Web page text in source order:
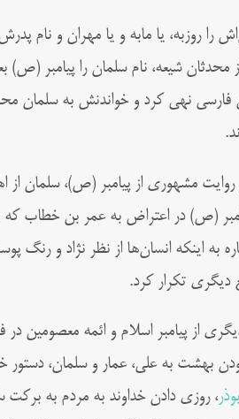
را روزبه، یا مابه و یا مهران و نام
شیعه، نام سلمان را پیامبر (ص)
فارسی نهی کرد و خواندنش به سلمان
مشهوری از پیامبر (ص)، سلمان
(ص) در اعتراض به عمر بن خطاب که
به اینکه انسان‌ها از نظر نژاد و رنگ
دیگری تکرار کرد.
از پیامبر اسلام و ائمه معصومین
بهشت به علی، عمار و سلمان، دستور
، روزی دادن خداوند به مردم به برکت